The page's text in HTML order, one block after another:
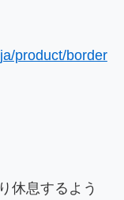
product/border
休息するよう